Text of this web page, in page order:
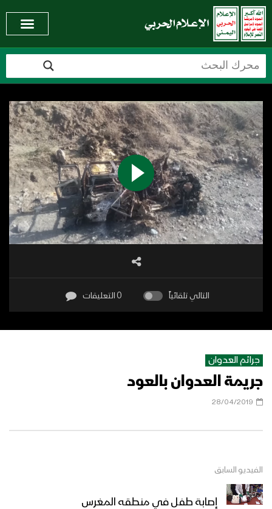
التالي تلقائياً 0 التعليقات
جرائم العدوان
جريمة العدوان بالعود
28/04/2019
الفيديو السابق
إصابة طفل في منطقه المغرس